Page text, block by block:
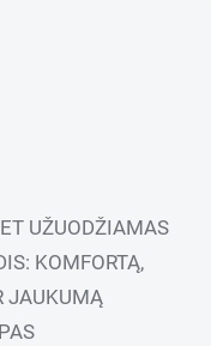
UŽUODŽIAMAS
KOMFORTĄ,
JAUKUMĄ